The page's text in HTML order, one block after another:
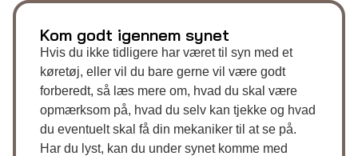
Kom godt igennem synet
Hvis du ikke tidligere har været til syn med et
køretøj, eller vil du bare gerne vil være godt
forberedt, så læs mere om, hvad du skal være
opmærksom på, hvad du selv kan tjekke og hvad
du eventuelt skal få din mekaniker til at se på.
Har du lyst, kan du under synet komme med